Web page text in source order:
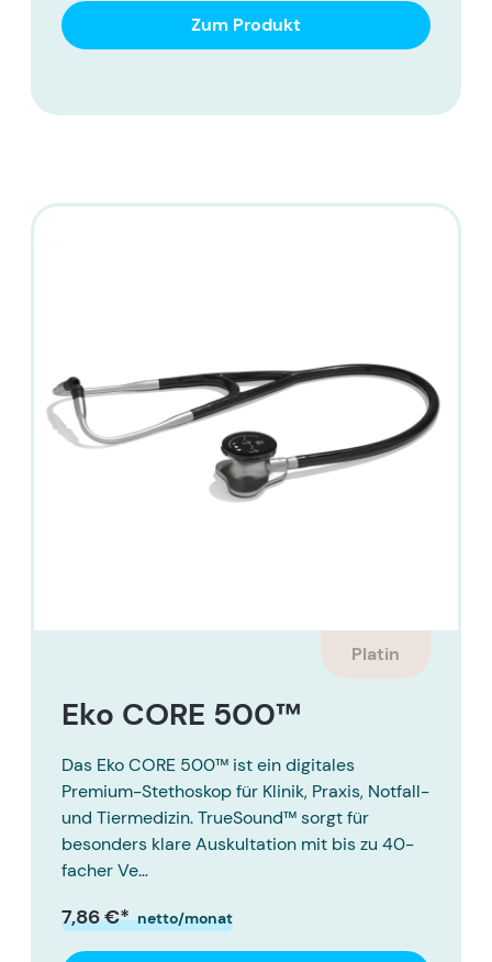
Zum Produkt
Platin
Eko CORE 500™
Das Eko CORE 500™ ist ein digitales
Premium-Stethoskop für Klinik, Praxis, Notfall-
und Tiermedizin. TrueSound™ sorgt für
besonders klare Auskultation mit bis zu 40-
facher Ve…
7,86 €* netto/monat